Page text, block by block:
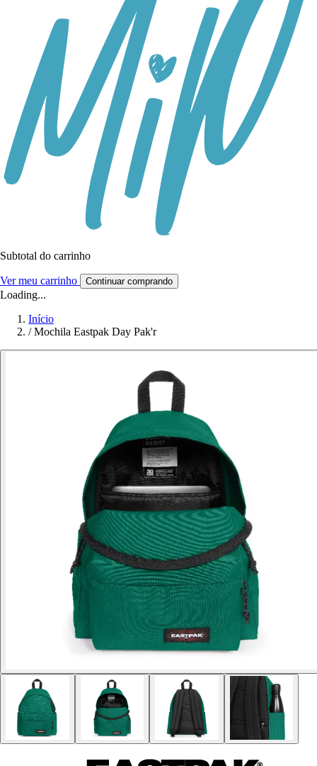
Subtotal do carrinho
Ver meu carrinho Continuar comprando
Loading...
Início
/ Mochila Eastpak Day Pak'r